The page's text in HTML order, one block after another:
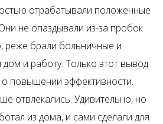
отрабатывали положенные
не опаздывали из-за пробок
реже брали больничные и
и работу. Только этот вывод
о повышении эффективности.
отвлекались. Удивительно, но
из дома, и сами сделали для